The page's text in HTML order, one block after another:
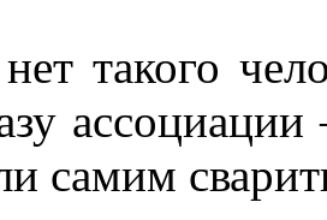
такого
самим